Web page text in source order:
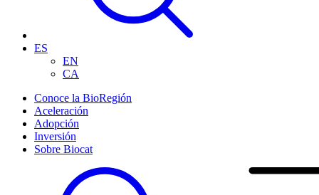
ES
EN
CA
Conoce la BioRegión
Aceleración
Adopción
Inversión
Sobre Biocat